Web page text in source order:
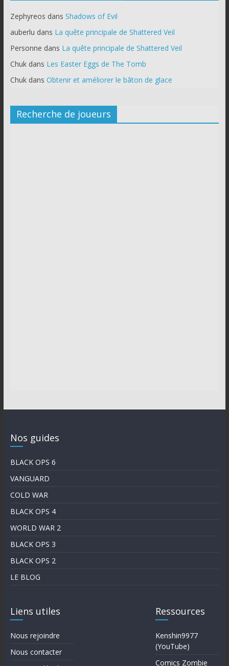
Zephyreos dans Shadows of Evil
auberlu dans La quête principale de Shattered Veil
Personne dans La quête principale de Shattered Veil
Chukdans Les Easter Eggs de The Tomb
Chukdans Obtenir et améliorer le bâton de glace
Recherche de joueurs
Nos guides
BLACK OPS 6
VANGUARD
COLD WAR
BLACK OPS 4
WORLD WAR 2
BLACK OPS 3
BLACK OPS 2
LE BLOG
Liens utiles
Nous rejoindre
Nous contacter
Ressources
Kenshin9977
(YouTube)
Comics Zombie